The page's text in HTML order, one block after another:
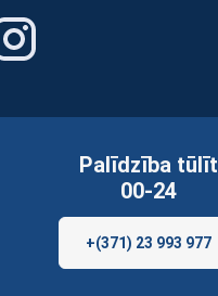
Palīdzība tūlīt
00-24
+(371) 23 993 977